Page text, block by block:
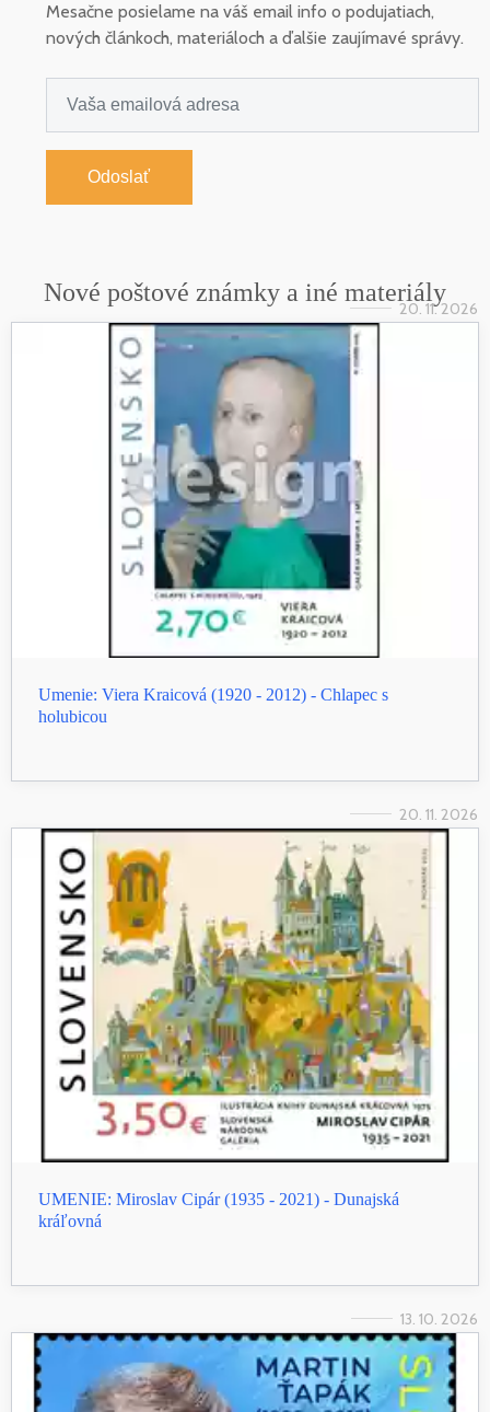
Mesačne posielame na váš email info o podujatiach,
nových článkoch, materiáloch a ďalšie zaujímavé správy.
Odoslať
Nové poštové známky a iné materiály
20. 11. 2026
Umenie: Viera Kraicová (1920 - 2012) - Chlapec s
holubicou
20. 11. 2026
UMENIE: Miroslav Cipár (1935 - 2021) - Dunajská
kráľovná
13. 10. 2026